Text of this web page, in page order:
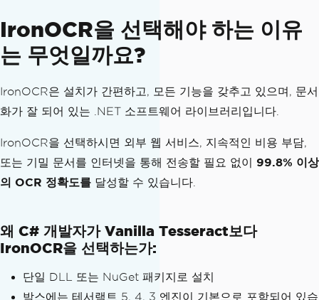
IronOCR을 선택해야 하는 이유
는 무엇일까요?
IronOCR은 설치가 간편하고, 모든 기능을 갖추고 있으며, 문서
화가 잘 되어 있는 .NET 소프트웨어 라이브러리입니다.
IronOCR을 선택하시면 외부 웹 서비스, 지속적인 비용 부담,
또는 기밀 문서를 인터넷을 통해 전송할 필요 없이 99.8% 이상
의 OCR 정확도를 달성할 수 있습니다.
왜 C# 개발자가 Vanilla Tesseract보다
IronOCR을 선택하는가:
단일 DLL 또는 NuGet 패키지로 설치
박스에는 테서랙트 5, 4, 3 엔진이 기본으로 포함되어 있습